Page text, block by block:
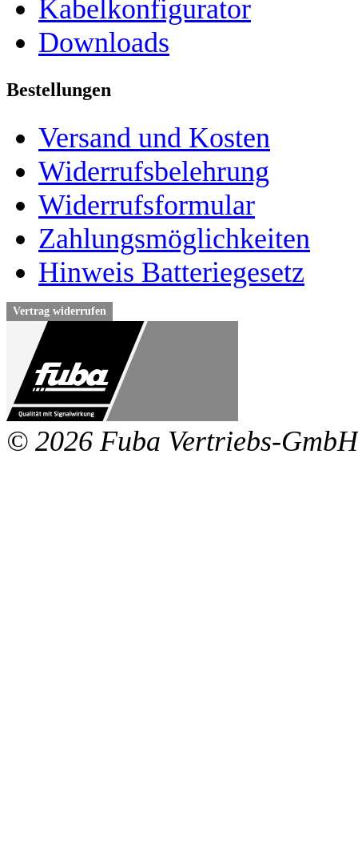
Kabelkonfigurator
Downloads
Bestellungen
Versand und Kosten
Widerrufsbelehrung
Widerrufsformular
Zahlungsmöglichkeiten
Hinweis Batteriegesetz
Vertrag widerrufen
© 2026 Fuba Vertriebs-GmbH